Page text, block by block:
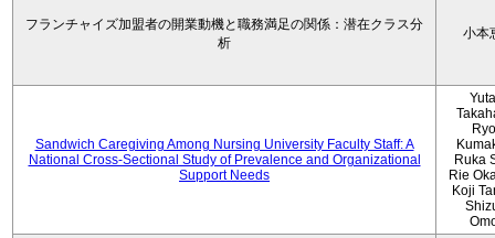
フランチャイズ加盟者の開業動機と職務満足の関係：潜在クラス分
析
小本
Sandwich Caregiving Among Nursing University Faculty Staff: A
National Cross-Sectional Study of Prevalence and Organizational
Support Needs
Ruka
Rie
Koji